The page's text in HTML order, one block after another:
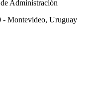
Administración
- Montevideo, Uruguay